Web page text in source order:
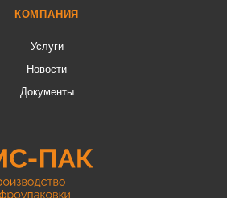
КОМПАНИЯ
Услуги
Новости
Документы